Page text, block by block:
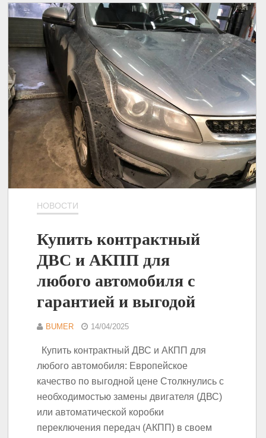
НОВОСТИ
Купить контрактный
ДВС и АКПП для
любого автомобиля с
гарантией и выгодой
BUMER 14/04/2025
Купить контрактный ДВС и АКПП для
любого автомобиля: Европейское
качество по выгодной цене Столкнулись с
необходимостью замены двигателя (ДВС)
или автоматической коробки
переключения передач (АКПП) в своем